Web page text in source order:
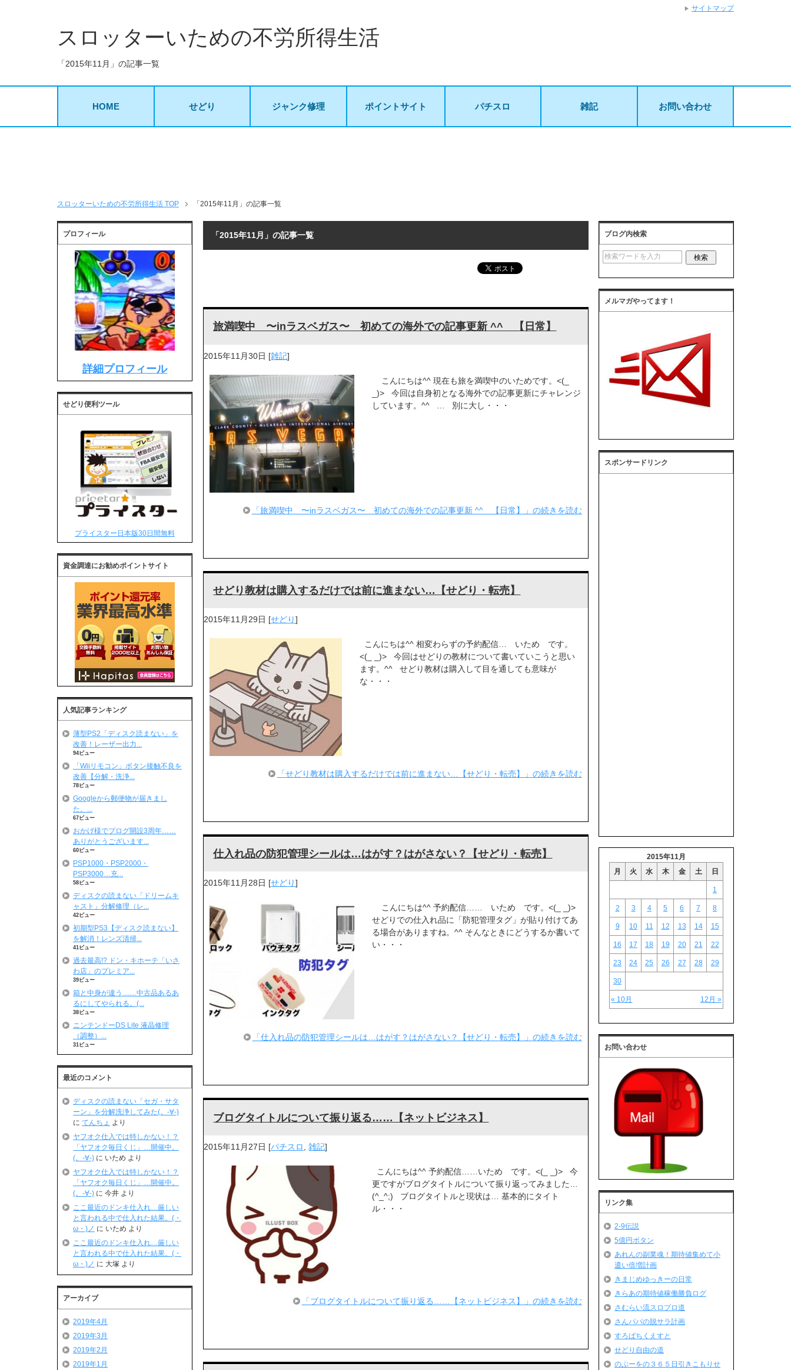
スロッターいための不労所得生活
「2015年11月」の記事一覧
HOME せどり ジャンク修理 ポイントサイト パチスロ 雑記 お問い合わせ
スロッターいための不労所得生活 TOP 「2015年11月」の記事一覧
「2015年11月」の記事一覧
旅満喫中 〜inラスベガス〜 初めての海外での記事更新 ^^ 【日常】
2015年11月30日 [雑記]
こんにちは^^ 現在も旅を満喫中のいためです。<(_
_)> 今回は自身初となる海外での記事更新にチャレンジ
しています。^^ … 別に大し・・・
「旅満喫中 〜inラスベガス〜 初めての海外での記事更新 ^^ 【日常】」の続きを読む
せどり教材は購入するだけでは前に進まない…【せどり・転売】
2015年11月29日 [せどり]
こんにちは^^ 相変わらずの予約配信… いため です。
<(_ _)> 今回はせどりの教材について書いていこうと思い
ます。^^ せどり教材は購入して目を通しても意味が
な・・・
「せどり教材は購入するだけでは前に進まない…【せどり・転売】」の続きを読む
仕入れ品の防犯管理シールは…はがす？はがさない？【せどり・転売】
2015年11月28日 [せどり]
こんにちは^^ 予約配信…… いため です。<(_ _)>
せどりでの仕入れ品に「防犯管理タグ」が貼り付けてあ
る場合がありますね。^^ そんなときにどうするか書いて
い・・・
「仕入れ品の防犯管理シールは…はがす？はがさない？【せどり・転売】」の続きを読む
ブログタイトルについて振り返る……【ネットビジネス】
2015年11月27日 [パチスロ ,雑記]
こんにちは^^ 予約配信……いため です。<(_ _)> 今
更ですがブログタイトルについて振り返ってみました…
(^_^;) ブログタイトルと現状は… 基本的にタイト
ル・・・
「ブログタイトルについて振り返る……【ネットビジネス】」の続きを読む
プロフィール
詳細プロフィール
せどり便利ツール
プライスター日本版30日間無料
資金調達にお勧めポイントサイト
人気記事ランキング
薄型PS2「ディスク読まない」を
改善！レーザー出力...
94ビュー
「Wiiリモコン」ボタン接触不良を
改善【分解・洗浄...
78ビュー
Googleから郵便物が届きまし
た。...
67ビュー
おかげ様でブログ開設3周年……
ありがとうございます...
60ビュー
PSP1000・PSP2000・
PSP3000…充...
58ビュー
ディスクの読まない「ドリームキ
ャスト」分解修理（レ...
42ビュー
初期型PS3【ディスク読まない】
を解消！レンズ清掃...
41ビュー
過去最高!? ドン・キホーテ「いさ
わ店」のプレミア...
39ビュー
箱と中身が違う……中古品あるあ
るにしてやられる。(...
38ビュー
ニンテンドーDS Lite 液晶修理
（調整）...
31ビュー
最近のコメント
ディスクの読まない「セガ・サタ
ーン」を分解洗浄してみた(。-∀-)
に てんちょ より
ヤフオク仕入では特しかない！？
「ヤフオク毎日くじ」…開催中。
(。-∀-) に いため より
ヤフオク仕入では特しかない！？
「ヤフオク毎日くじ」…開催中。
(。-∀-) に 今井 より
ここ最近のドンキ仕入れ…厳しい
と言われる中で仕入れた結果。(・
ω・)ノ に いため より
ここ最近のドンキ仕入れ…厳しい
と言われる中で仕入れた結果。(・
ω・)ノ に 大塚 より
アーカイブ
2019年4月
2019年3月
2019年2月
2019年1月
ブログ内検索
メルマガやってます！
スポンサードリンク
2015年11月
月
火 水 木 金 土 日
« 10月 12月 »
1
2 3 4 5 6 7 8
9 10 11 12 13 14 15
16 17 18 19 20 21 22
23 24 25 26 27 28 29
30
お問い合わせ
リンク集
2-9伝説
5億円ボタン
あれんの副業魂！期待値集めて小
遣い倍増計画
きまじめゆっきーの日常
きらあの期待値稼働勝負ログ
さむらい流スロプロ道
さんパパの脱サラ計画
すろぱちくえすと
せどり自由の道
のぶーをの３６５日引きこもりせ
サイトマップ